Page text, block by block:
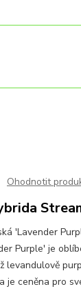
Ohodnotit
'Lavender
Purple' je
levandulově
je ceněna pro